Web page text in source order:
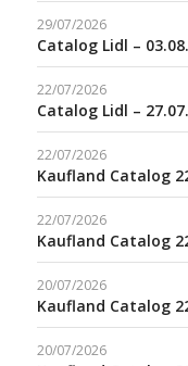
29/07/2026
Catalog Lidl –
22/07/2026
Catalog Lidl –
22/07/2026
Kaufland Catalog
22/07/2026
Kaufland Catalog
20/07/2026
Kaufland Catalog
20/07/2026